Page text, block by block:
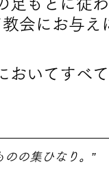
足もとに従
会にお与え
おいてすべ
の集ひなり。”